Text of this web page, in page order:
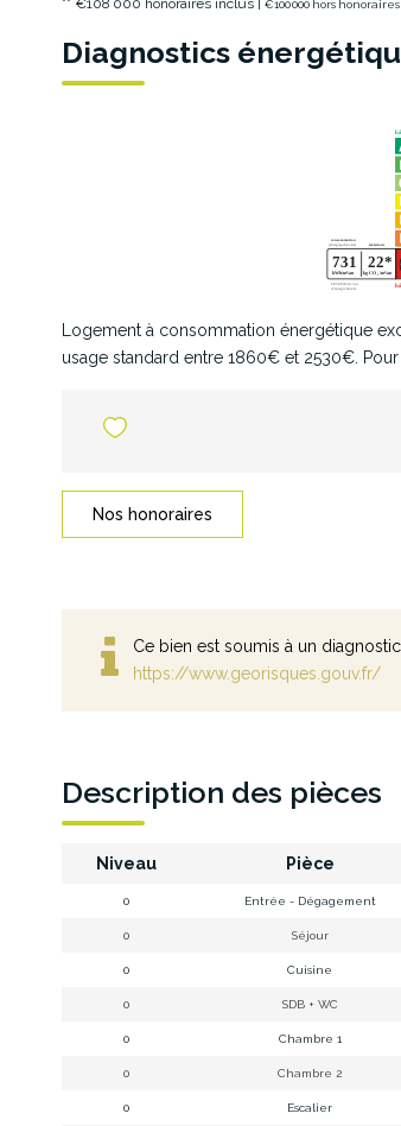
** €108 000 honoraires inclus €100 000 hors honoraires
Diagnostics
Logement à consommation énergétique
usage standard entre 1860€ et 2530€.
Nos honoraires
Ce bien est soumis à un
https://www.georisques.gouv.fr/
Description des pièces
Niveau Pièce
0 Entrée - Dégagement
0 Séjour
0 Cuisine
0 SDB + WC
0 Chambre 1
0 Chambre 2
0 Escalier